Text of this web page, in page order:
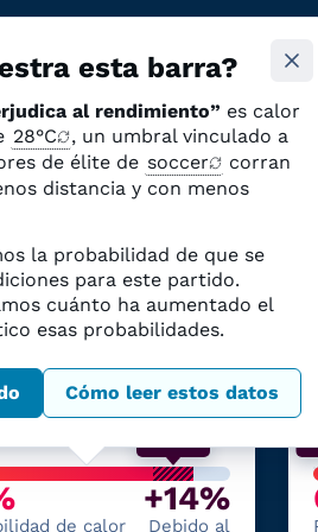
Ver
Egipto
5 partidos, 4 estadios
página del equipo
— EGY
de calor
+14%
Debido al
esta barra?
al rendimiento” es calor
28°C
, un umbral vinculado a
de élite de soccer
corran
distancia y con menos
la probabilidad de que se
para este partido.
cuánto ha aumentado el
esas probabilidades.
Cómo leer estos datos